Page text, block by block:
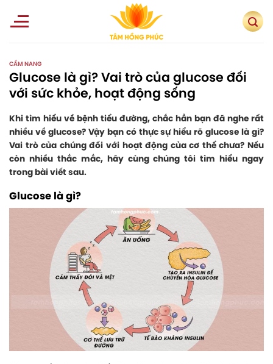
CẨM NANG
Glucose là gì? Vai trò của glucose đối
với sức khỏe, hoạt động sống
Khi tìm hiểu về bệnh tiểu đường, chắc hẳn bạn đã nghe rất
nhiều về glucose? Vậy bạn có thực sự hiểu rõ glucose là gì?
Vai trò của chúng đối với hoạt động của cơ thể chưa? Nếu
còn nhiều thắc mắc, hãy cùng chúng tôi tìm hiểu ngay
trong bài viết sau.
Glucose là gì?